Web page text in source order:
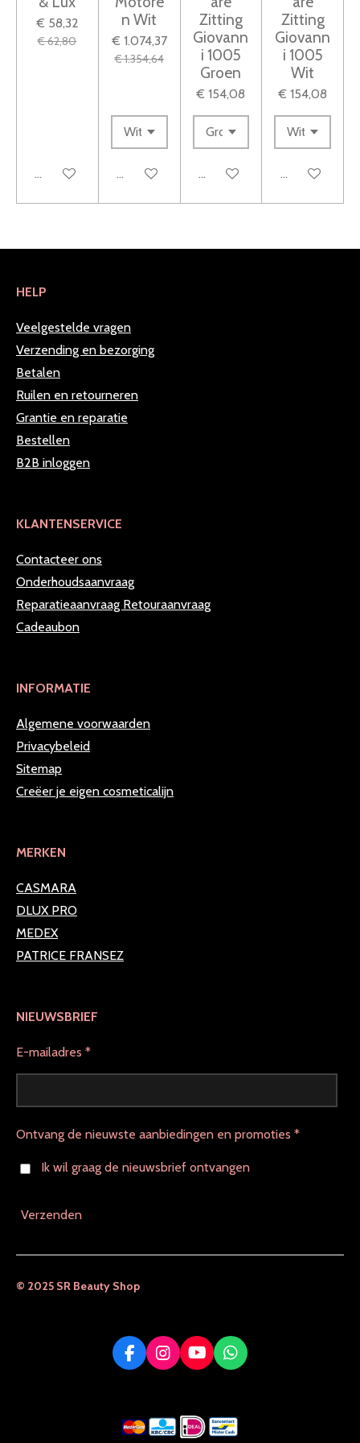
€ 58,32
€ 62,80
In winkelwagen
n Wit
€ 1.074,37
€ 1.354,64
Houd mij op de hoogte
Zitting
Giovann
i 1005
Groen
€ 154,08
Houd mij op de hoogte
Zitting
Giovann
i 1005
Wit
€ 154,08
In
HELP
Veelgestelde vragen
Verzending en bezorging
Betalen
Ruilen en retourneren
Grantie en reparatie
Bestellen
B2B inloggen
KLANTENSERVICE
Contacteer ons
Onderhoudsaanvraag
Reparatieaanvraag Retouraanvraag
Cadeaubon
INFORMATIE
Algemene voorwaarden
Privacybeleid
Sitemap
Creëer je eigen cosmeticalijn
MERKEN
CASMARA
DLUX PRO
MEDEX
PATRICE FRANSEZ
NIEUWSBRIEF
E-mailadres *
Ontvang de nieuwste aanbiedingen en promoties *
Ik wil graag de nieuwsbrief ontvangen
Verzenden
© 2025 SR Beauty Shop
F
a
b
o
I
n
a
g
Y
o
u
b
W
h
s
A